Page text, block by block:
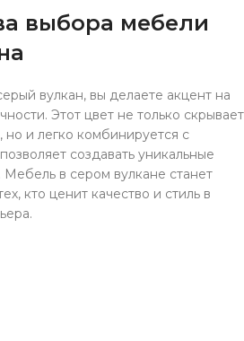
выбора мебели
вулкан, вы делаете акцент на
Этот цвет не только скрывает
но и легко комбинируется с
создавать уникальные
в сером вулкане станет
кто ценит качество и стиль в